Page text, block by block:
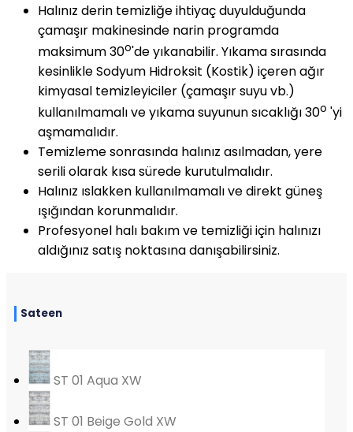
Halınız derin temizliğe ihtiyaç duyulduğunda
çamaşır makinesinde narin programda
maksimum 30o'de yıkanabilir. Yıkama sırasında
kesinlikle Sodyum Hidroksit (Kostik) içeren ağır
kimyasal temizleyiciler (çamaşır suyu vb.)
kullanılmamalı ve yıkama suyunun sıcaklığı 30o 'yi
aşmamalıdır.
Temizleme sonrasında halınız asılmadan, yere
serili olarak kısa sürede kurutulmalıdır.
Halınız ıslakken kullanılmamalı ve direkt güneş
ışığından korunmalıdır.
Profesyonel halı bakım ve temizliği için halınızı
aldığınız satış noktasına danışabilirsiniz.
Sateen
ST 01 Aqua XW
ST 01 Beige Gold XW